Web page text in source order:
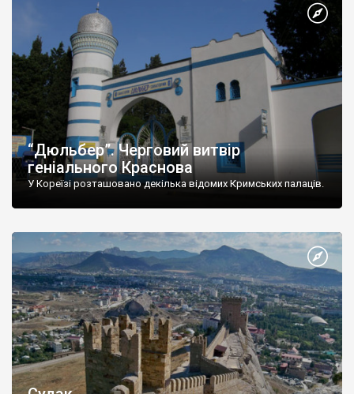
“Дюльбер”. Черговий витвір
геніального Краснова
У Кореїзі розташовано декілька відомих Кримських палаців.